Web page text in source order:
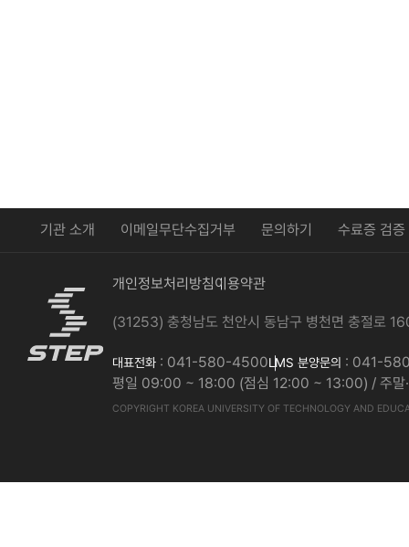
기관 소개 이메일무단수집거부 문의하기 수료증 검증
개인정보처리방침이용약관
(31253) 충청남도 천안시 동남구 병천면 충절로
대표전화: 041-580-4500LMS 분양문의 : 041-
평일 09:00 ~ 18:00 (점심 12:00 ~ 13:00) / 주말·
COPYRIGHT KOREA UNIVERSITY OF TECHNOLOGY AND